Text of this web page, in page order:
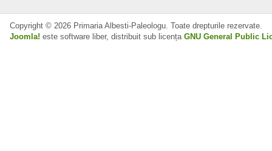
Copyright © 2026 Primaria Albesti-Paleologu. Toate drepturile rezervate.
Joomla! este software liber, distribuit sub licența GNU General Public